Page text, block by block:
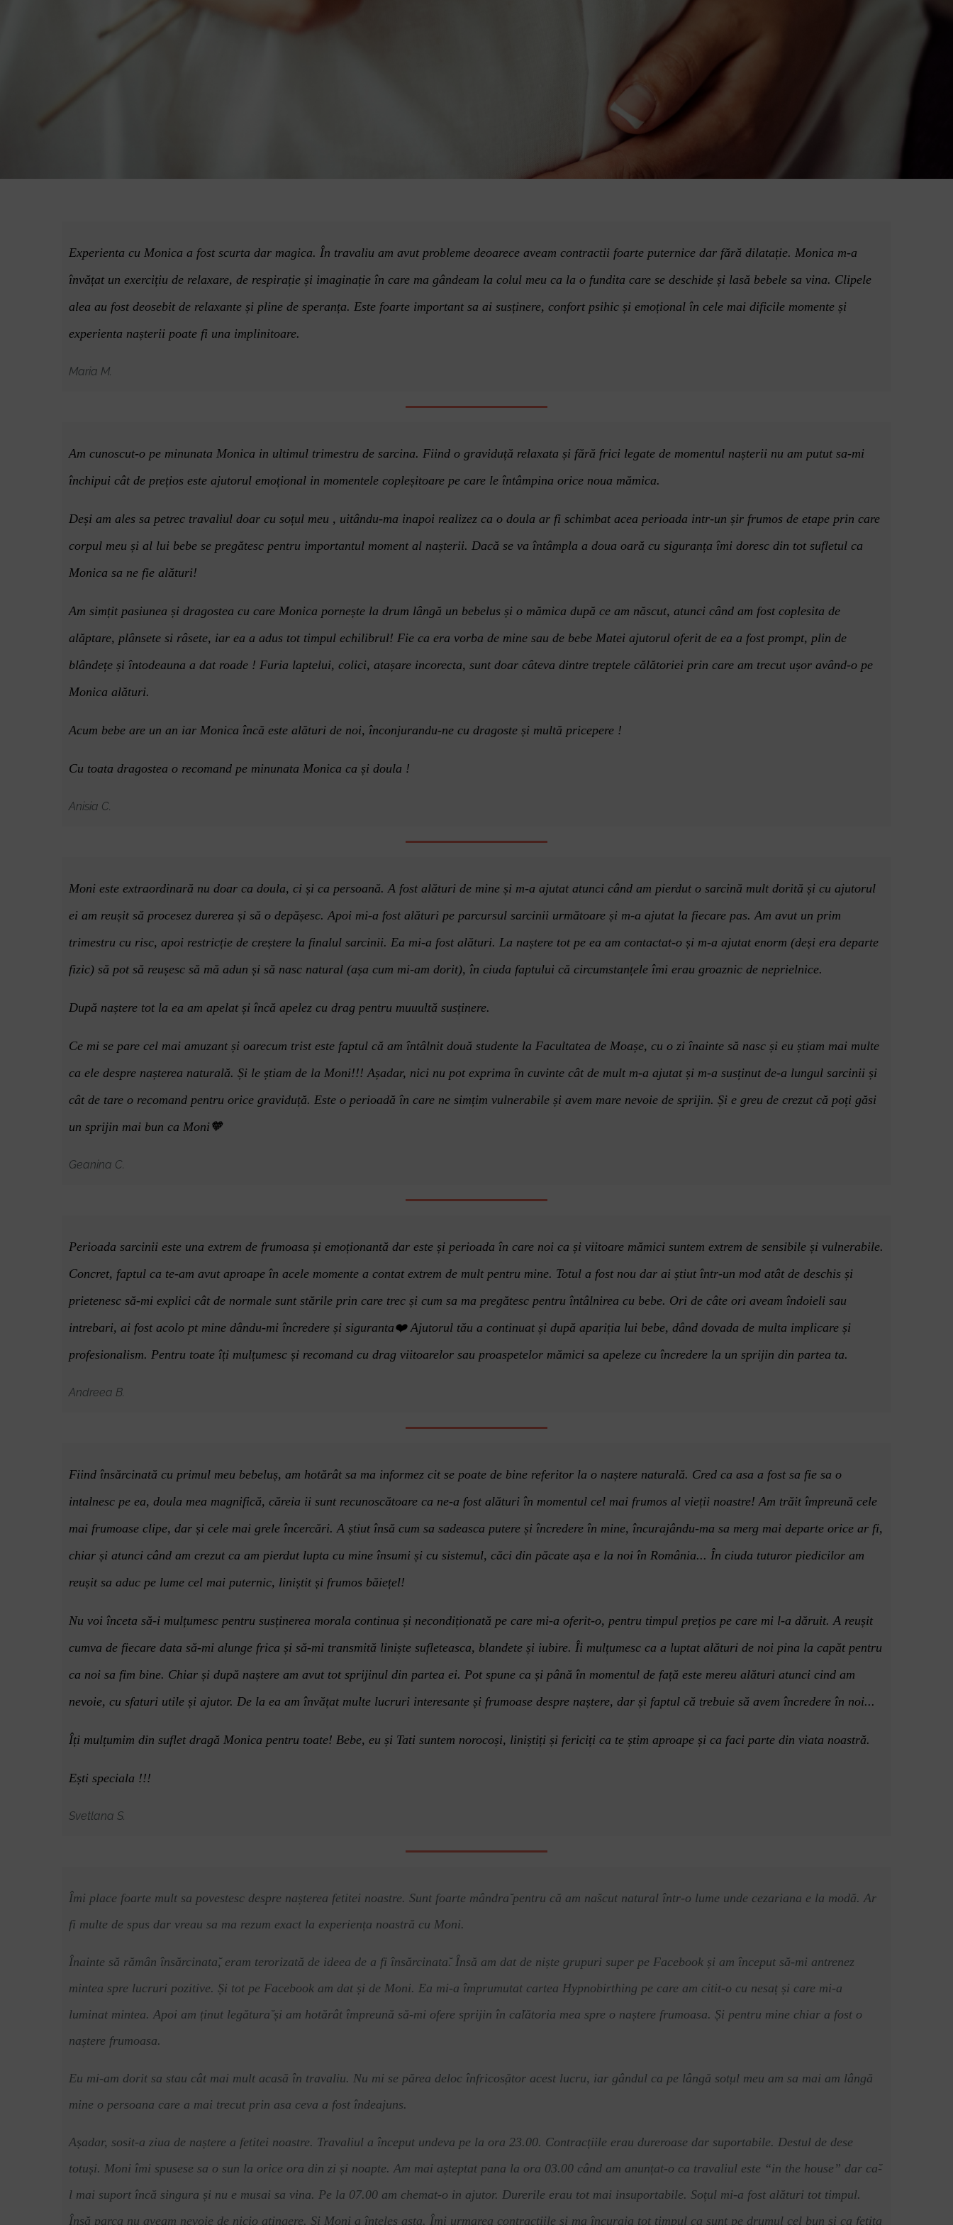
Experienta cu Monica a fost scurta dar magica. În travaliu am avut probleme deoarece aveam contractii foarte puternice dar fără dilatație. Monica m-a
învățat un exercițiu de relaxare, de respirație și imaginație în care ma gândeam la colul meu ca la o fundita care se deschide și lasă bebele sa vina. Clipele
alea au fost deosebit de relaxante și pline de speranța. Este foarte important sa ai susținere, confort psihic și emoțional în cele mai dificile momente și
experienta nașterii poate fi una implinitoare.
Maria M.
Am cunoscut-o pe minunata Monica in ultimul trimestru de sarcina. Fiind o graviduță relaxata și fără frici legate de momentul nașterii nu am putut sa-mi
închipui cât de prețios este ajutorul emoțional in momentele copleșitoare pe care le întâmpina orice noua mămica.
Deși am ales sa petrec travaliul doar cu soțul meu , uitându-ma inapoi realizez ca o doula ar fi schimbat acea perioada intr-un șir frumos de etape prin care
corpul meu și al lui bebe se pregătesc pentru importantul moment al nașterii. Dacă se va întâmpla a doua oară cu siguranța îmi doresc din tot sufletul ca
Monica sa ne fie alături!
Am simțit pasiunea și dragostea cu care Monica pornește la drum lângă un bebelus și o mămica după ce am născut, atunci când am fost coplesita de
alăptare, plânsete si râsete, iar ea a adus tot timpul echilibrul! Fie ca era vorba de mine sau de bebe Matei ajutorul oferit de ea a fost prompt, plin de
blândețe și întodeauna a dat roade ! Furia laptelui, colici, atașare incorecta, sunt doar câteva dintre treptele călătoriei prin care am trecut ușor având-o pe
Monica alături.
Acum bebe are un an iar Monica încă este alături de noi, înconjurandu-ne cu dragoste și multă pricepere !
Cu toata dragostea o recomand pe minunata Monica ca și doula !
Anisia C.
Moni este extraordinară nu doar ca doula, ci și ca persoană. A fost alături de mine și m-a ajutat atunci când am pierdut o sarcină mult dorită și cu ajutorul
ei am reușit să procesez durerea și să o depășesc. Apoi mi-a fost alături pe parcursul sarcinii următoare și m-a ajutat la fiecare pas. Am avut un prim
trimestru cu risc, apoi restricție de creștere la finalul sarcinii. Ea mi-a fost alături. La naștere tot pe ea am contactat-o și m-a ajutat enorm (deși era departe
fizic) să pot să reușesc să mă adun și să nasc natural (așa cum mi-am dorit), în ciuda faptului că circumstanțele îmi erau groaznic de neprielnice.
După naștere tot la ea am apelat și încă apelez cu drag pentru muuultă susținere.
Ce mi se pare cel mai amuzant și oarecum trist este faptul că am întâlnit două studente la Facultatea de Moașe, cu o zi înainte să nasc și eu știam mai multe
ca ele despre nașterea naturală. Și le știam de la Moni!!! Așadar, nici nu pot exprima în cuvinte cât de mult m-a ajutat și m-a susținut de-a lungul sarcinii și
cât de tare o recomand pentru orice graviduță. Este o perioadă în care ne simțim vulnerabile și avem mare nevoie de sprijin. Și e greu de crezut că poți găsi
un sprijin mai bun ca Moni 🧡
Geanina C.
Perioada sarcinii este una extrem de frumoasa și emoționantă dar este și perioada în care noi ca și viitoare mămici suntem extrem de sensibile și vulnerabile.
Concret, faptul ca te-am avut aproape în acele momente a contat extrem de mult pentru mine. Totul a fost nou dar ai știut într-un mod atât de deschis și
prietenesc să-mi explici cât de normale sunt stările prin care trec și cum sa ma pregătesc pentru întâlnirea cu bebe. Ori de câte ori aveam îndoieli sau
intrebari, ai fost acolo pt mine dându-mi încredere și siguranta❤️Ajutorul tău a continuat și după apariția lui bebe, dând dovada de multa implicare și
profesionalism. Pentru toate îți mulțumesc și recomand cu drag viitoarelor sau proaspetelor mămici sa apeleze cu încredere la un sprijin din partea ta.
Andreea B.
Fiind însărcinată cu primul meu bebeluș, am hotărât sa ma informez cit se poate de bine referitor la o naștere naturală. Cred ca asa a fost sa fie sa o
intalnesc pe ea, doula mea magnifică, căreia ii sunt recunoscătoare ca ne-a fost alături în momentul cel mai frumos al vieții noastre! Am trăit împreună cele
mai frumoase clipe, dar și cele mai grele încercări. A știut însă cum sa sadeasca putere și încredere în mine, încurajându-ma sa merg mai departe orice ar fi,
chiar și atunci când am crezut ca am pierdut lupta cu mine însumi și cu sistemul, căci din păcate așa e la noi în România... În ciuda tuturor piedicilor am
reușit sa aduc pe lume cel mai puternic, liniștit și frumos băiețel!
Nu voi înceta să-i mulțumesc pentru susținerea morala continua și necondiționată pe care mi-a oferit-o, pentru timpul prețios pe care mi l-a dăruit. A reușit
cumva de fiecare data să-mi alunge frica și să-mi transmită liniște sufleteasca, blandete și iubire. Îi mulțumesc ca a luptat alături de noi pina la capăt pentru
ca noi sa fim bine. Chiar și după naștere am avut tot sprijinul din partea ei. Pot spune ca și până în momentul de față este mereu alături atunci cind am
nevoie, cu sfaturi utile și ajutor. De la ea am învățat multe lucruri interesante și frumoase despre naștere, dar și faptul că trebuie să avem încredere în noi...
Îți mulțumim din suflet dragă Monica pentru toate! Bebe, eu și Tati suntem norocoși, liniștiți și fericiți ca te știm aproape și ca faci parte din viata noastră.
Ești speciala !!!
Svetlana S.
Îmi place foarte mult sa povestesc despre nașterea fetitei noastre. Sunt foarte mândră pentru că am născut natural într-o lume unde cezariana e la modă. Ar
fi multe de spus dar vreau sa ma rezum exact la experiența noastră cu Moni.
Înainte să rămân însărcinată, eram terorizată de ideea de a fi însărcinată. Însă am dat de niște grupuri super pe Facebook și am început să-mi antrenez
mintea spre lucruri pozitive. Și tot pe Facebook am dat și de Moni. Ea mi-a împrumutat cartea Hypnobirthing pe care am citit-o cu nesaț și care mi-a
luminat mintea. Apoi am ținut legătură și am hotărât împreună să-mi ofere sprijin în călătoria mea spre o naștere frumoasa. Și pentru mine chiar a fost o
naștere frumoasa.
Eu mi-am dorit sa stau cât mai mult acasă în travaliu. Nu mi se părea deloc înfricoșător acest lucru, iar gândul ca pe lângă soțul meu am sa mai am lângă
mine o persoana care a mai trecut prin asa ceva a fost îndeajuns.
Așadar, sosit-a ziua de naștere a fetitei noastre. Travaliul a început undeva pe la ora 23.00. Contracțiile erau dureroase dar suportabile. Destul de dese
totuși. Moni îmi spusese sa o sun la orice ora din zi și noapte. Am mai așteptat pana la ora 03.00 când am anunțat-o ca travaliul este “in the house” dar că-
l mai suport încă singura și nu e musai sa vina. Pe la 07.00 am chemat-o in ajutor. Durerile erau tot mai insuportabile. Soțul mi-a fost alături tot timpul.
Însă parca nu aveam nevoie de nicio atingere. Și Moni a înțeles asta. Îmi urmarea contracțiile și ma încuraja tot timpul ca sunt pe drumul cel bun și ca fetita